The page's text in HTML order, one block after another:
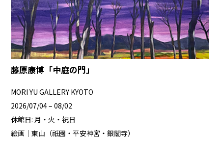
藤原康博「中庭の門」
MORI YU GALLERY KYOTO
2026/07/04 – 08/02
休館日: 月・火・祝日
絵画｜東山（祇園・平安神宮・銀閣寺）